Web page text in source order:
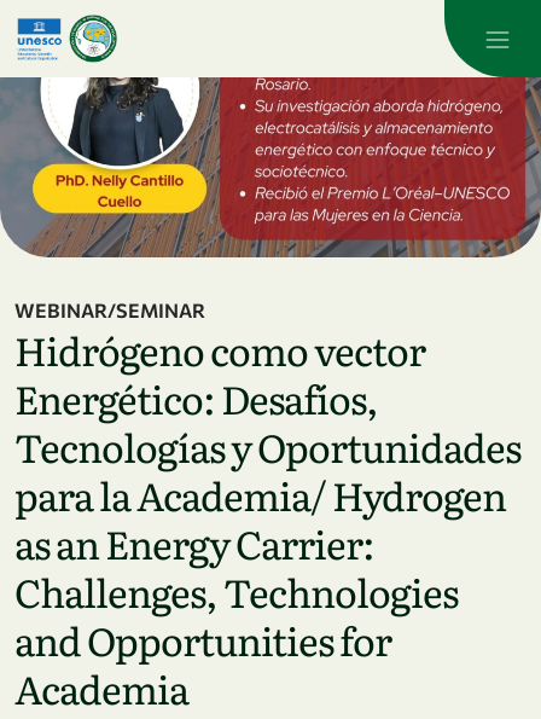
Skip to main content
WEBINAR/SEMINAR
Hidrógeno como vector
Energético: Desafíos,
Tecnologías y Oportunidades
para la Academia/ Hydrogen
as an Energy Carrier:
Challenges, Technologies
and Opportunities for
Academia